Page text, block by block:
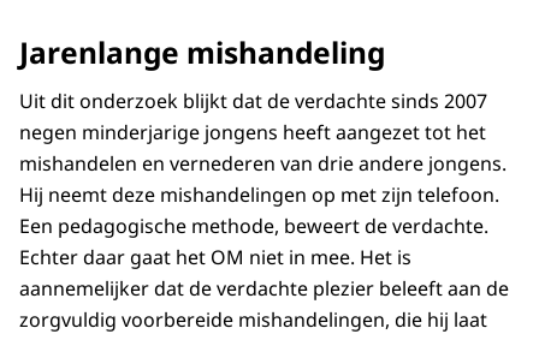
Jarenlange mishandeling
Uit dit onderzoek blijkt dat de verdachte sinds 2007
negen minderjarige jongens heeft aangezet tot het
mishandelen en vernederen van drie andere jongens.
Hij neemt deze mishandelingen op met zijn telefoon.
Een pedagogische methode, beweert de verdachte.
Echter daar gaat het OM niet in mee. Het is
aannemelijker dat de verdachte plezier beleeft aan de
zorgvuldig voorbereide mishandelingen, die hij laat